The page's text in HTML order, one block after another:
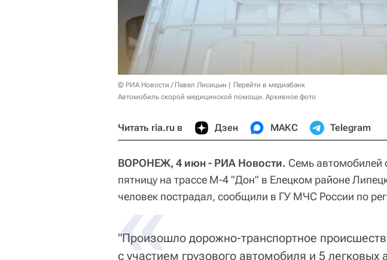
© РИА Новости / Павел Лисицын
Перейти в медиабанк
Автомобиль скорой медицинской помощи. Архивное фото
Читать ria.ru в Дзен МАКС Telegram
ВОРОНЕЖ, 4 июн - РИА Новости. Семь автомобилей
пятницу на трассе М-4 "Дон" в Елецком районе
человек пострадал, сообщили в ГУ МЧС России по
«
"Произошло дорожно-транспортное
с участием грузового автомобиля и 5 легковых